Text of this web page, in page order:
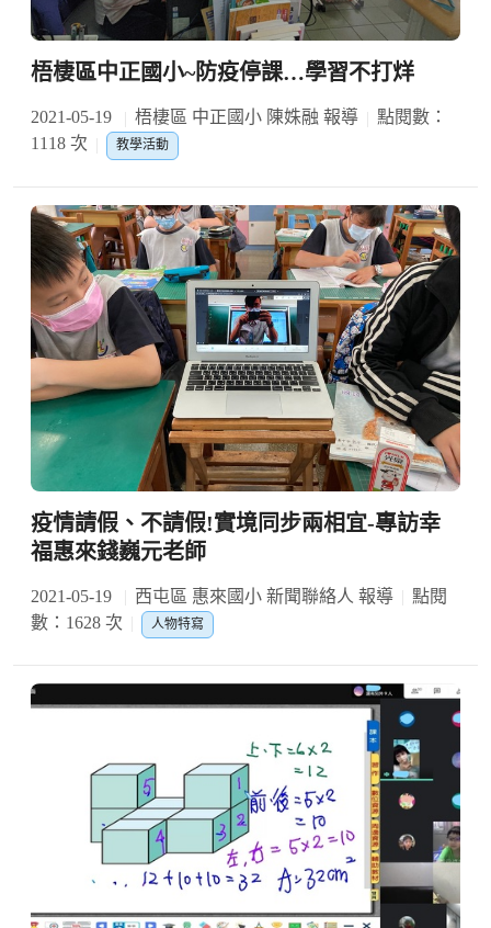
梧棲區中正國小~防疫停課…學習不打烊
2021-05-19 梧棲區 中正國小 陳姝融 報導
點閱數：
1118 次
教學活動
疫情請假、不請假!實境同步兩相宜-專訪幸
福惠來錢巍元老師
2021-05-19 西屯區 惠來國小 新聞聯絡人 報導
點閱
數：1628 次
人物特寫